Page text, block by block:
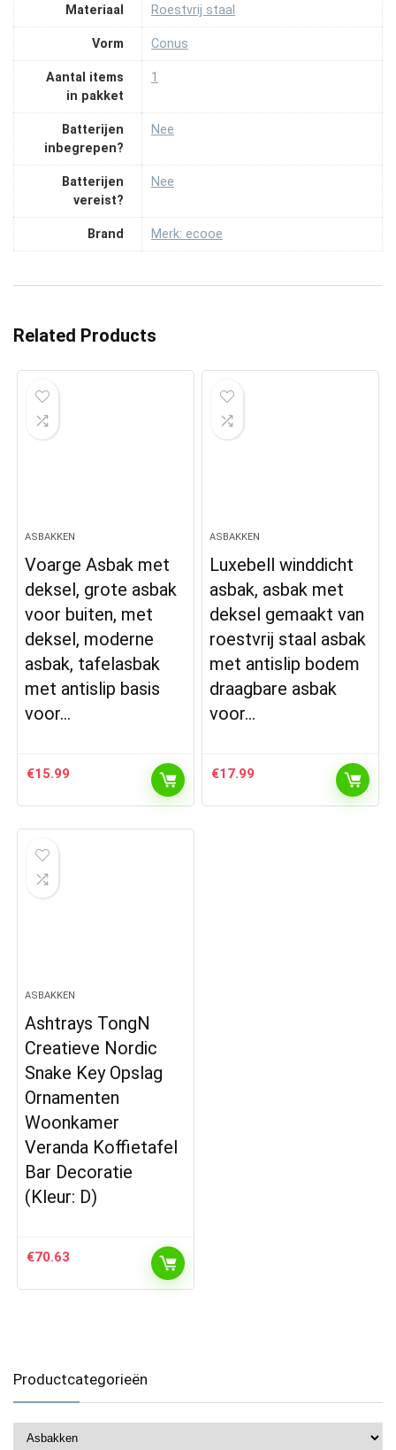
Materiaal ‎Roestvrij staal
Vorm ‎Conus
Aantal items
in pakket
‎1
Batterijen
inbegrepen?
‎Nee
Batterijen
vereist?
‎Nee
Brand Merk: ecooe
Related Products
ASBAKKEN
Voarge Asbak met
deksel, grote asbak
voor buiten, met
deksel, moderne
asbak, tafelasbak
met antislip basis
voor…
€15.99
ASBAKKEN
Luxebell winddicht
asbak, asbak met
deksel gemaakt van
roestvrij staal asbak
met antislip bodem
draagbare asbak
voor…
€17.99
ASBAKKEN
Ashtrays TongN
Creatieve Nordic
Snake Key Opslag
Ornamenten
Woonkamer
Veranda Koffietafel
Bar Decoratie
(Kleur: D)
€70.63
Productcategorieën